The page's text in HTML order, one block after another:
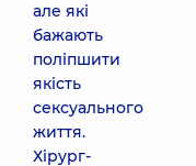
але які
бажають
поліпшити
якість
сексуального
життя.
Хірург-